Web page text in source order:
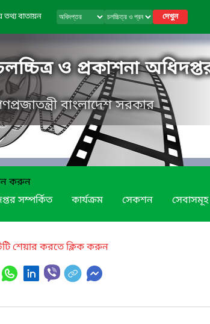
তথ্য বাতায়ন দেখুন
ও প্রকাশনা
বাংলাদেশ সরকার
করুন
সম্পর্কিত
কার্যক্রম সেকশন সেবাসমূহ
শেয়ার করতে ক্লিক করুন